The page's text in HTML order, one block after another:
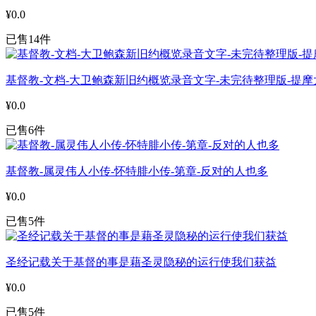
¥0.0
已售14件
基督教-文档-大卫鲍森新旧约概览录音文字-未完待整理版-提摩
¥0.0
已售6件
基督教-属灵伟人小传-怀特腓小传-第章-反对的人也多
¥0.0
已售5件
圣经记载关于基督的事是藉圣灵隐秘的运行使我们获益
¥0.0
已售5件